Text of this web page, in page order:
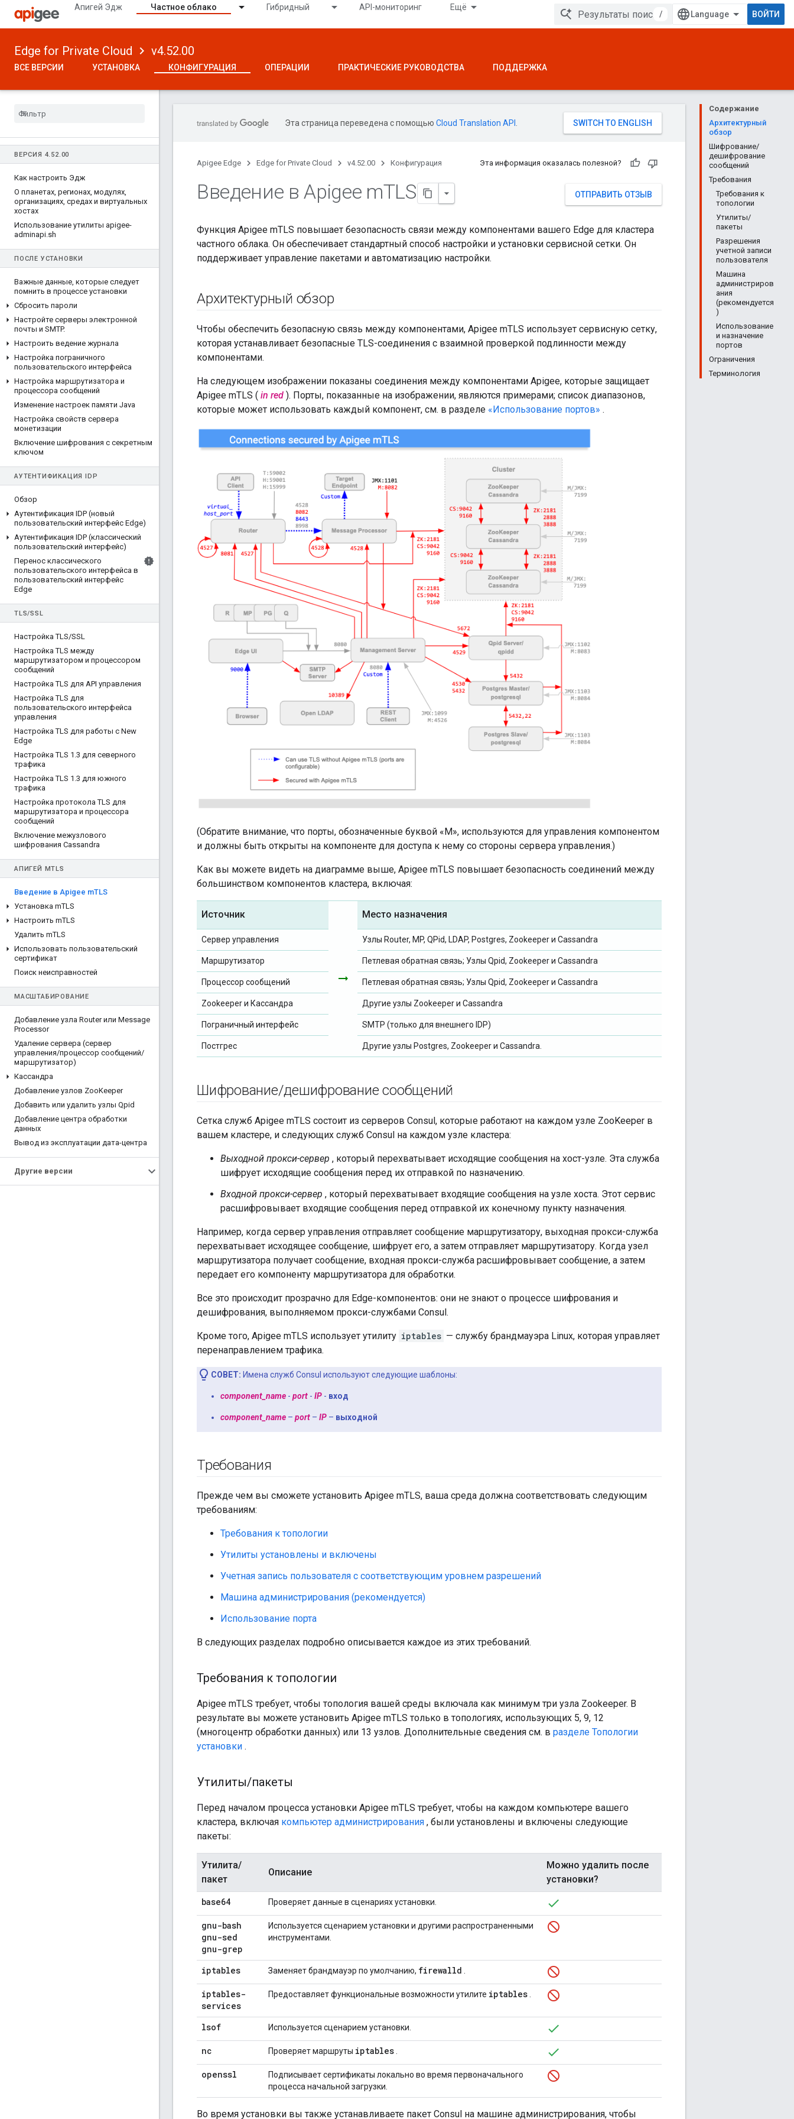
Апигей Эдж Частное облако Гибридный API-мониторинг Ещё
/ ВОЙТИ
Edge for Private Cloud v4.52.00
ВСЕ ВЕРСИИ УСТАНОВКА КОНФИГУРАЦИЯ ОПЕРАЦИИ ПРАКТИЧЕСКИЕ РУКОВОДСТВА ПОДДЕРЖКА
ВЕРСИЯ 4. 52.00
Как настроить Эдж
О планетах, регионах, модулях,
организациях, средах и виртуальных
хостах
Использование утилиты apigee-
adminapi.sh
ПОСЛЕ УСТАНОВКИ
Важные данные, которые следует
помнить в процессе установки
Сбросить пароли
Настройте серверы электронной
почты и SMTP.
Настроить ведение журнала
Настройка пограничного
пользовательского интерфейса
Настройка маршрутизатора и
процессора сообщений
Изменение настроек памяти Java
Настройка свойств сервера
монетизации
Включение шифрования с секретным
ключом
АУТЕНТИФИКАЦИЯ IDP
Обзор
Аутентификация IDP (новый
пользовательский интерфейс Edge)
Аутентификация IDP (классический
пользовательский интерфейс)
Перенос классического
пользовательского интерфейса в
пользовательский интерфейс
Edge
TLS/SSL
Настройка TLS/SSL
Настройка TLS между
маршрутизатором и процессором
сообщений
Настройка TLS для API управления
Настройка TLS для
пользовательского интерфейса
управления
Настройка TLS для работы с New
Edge
Настройка TLS 1 .3 для северного
трафика
Настройка TLS 1 .3 для южного
трафика
Настройка протокола TLS для
маршрутизатора и процессора
сообщений
Включение межузлового
шифрования Cassandra
АПИГЕЙ MTLS
Введение в Apigee mTLS
Установка mTLS
Настроить mTLS
Удалить mTLS
Использовать пользовательский
сертификат
Поиск неисправностей
МАСШТАБИРОВАНИЕ
Добавление узла Router или Message
Processor
Удаление сервера (сервер
управления/процессор сообщений/
маршрутизатор)
Кассандра
Добавление узлов ZooKeeper
Добавить или удалить узлы Qpid
Добавление центра обработки
данных
Вывод из эксплуатации дата-центра
Другие версии
Содержание
Архитектурный
обзор
Шифрование/
дешифрование
сообщений
Требования
Требования к
топологии
Утилиты/
пакеты
Разрешения
учетной записи
пользователя
Машина
администриров
ания
(рекомендуется
)
Использование
и назначение
портов
Ограничения
Терминология
Эта страница переведена с помощью Cloud Translation API
Apigee Edge Edge for Private Cloud v4.52.00 Конфигурация Эта информация оказалась полезной?
ОТПРАВИТЬ ОТЗЫВ
Введение в Apigee mTLS
Функция Apigee mTLS повышает безопасность связи между компонентами вашего Edge для кластера
частного облака. Он обеспечивает стандартный способ настройки и установки сервисной сетки. Он
поддерживает управление пакетами и автоматизацию настройки.
Архитектурный обзор
Чтобы обеспечить безопасную связь между компонентами, Apigee mTLS использует сервисную сетку,
которая устанавливает безопасные TLS-соединения с взаимной проверкой подлинности между
компонентами.
На следующем изображении показаны соединения между компонентами Apigee, которые защищает
Apigee mTLS ( in red ). Порты, показанные на изображении, являются примерами; список диапазонов,
которые может использовать каждый компонент, см. в разделе «Использование портов» .
(Обратите внимание, что порты, обозначенные буквой «M», используются для управления компонентом
и должны быть открыты на компоненте для доступа к нему со стороны сервера управления.)
Как вы можете видеть на диаграмме выше, Apigee mTLS повышает безопасность соединений между
большинством компонентов кластера, включая:
Источник
arrow_right_alt
Место назначения
Сервер управления Узлы Router, MP, QPid, LDAP, Postgres, Zookeeper и Cassandra
Маршрутизатор Петлевая обратная связь; Узлы Qpid, Zookeeper и Cassandra
Процессор сообщений Петлевая обратная связь; Узлы Qpid, Zookeeper и Cassandra
Zookeeper и Кассандра Другие узлы Zookeeper и Cassandra
Пограничный интерфейс SMTP (только для внешнего IDP)
Постгрес Другие узлы Postgres, Zookeeper и Cassandra.
Шифрование/дешифрование сообщений
Сетка служб Apigee mTLS состоит из серверов Consul, которые работают на каждом узле ZooKeeper в
вашем кластере, и следующих служб Consul на каждом узле кластера:
Выходной прокси-сервер , который перехватывает исходящие сообщения на хост-узле. Эта служба
шифрует исходящие сообщения перед их отправкой по назначению.
Входной прокси-сервер , который перехватывает входящие сообщения на узле хоста. Этот сервис
расшифровывает входящие сообщения перед отправкой их конечному пункту назначения.
Например, когда сервер управления отправляет сообщение маршрутизатору, выходная прокси-служба
перехватывает исходящее сообщение, шифрует его, а затем отправляет маршрутизатору. Когда узел
маршрутизатора получает сообщение, входная прокси-служба расшифровывает сообщение, а затем
передает его компоненту маршрутизатора для обработки.
Все это происходит прозрачно для Edge-компонентов: они не знают о процессе шифрования и
дешифрования, выполняемом прокси-службами Consul.
Кроме того, Apigee mTLS использует утилиту iptables — службу брандмауэра Linux, которая управляет
перенаправлением трафика.
СОВЕТ: Имена служб Consul используют следующие шаблоны:
component_name - port - IP - вход
component_name – port – IP – выходной
Требования
Прежде чем вы сможете установить Apigee mTLS, ваша среда должна соответствовать следующим
требованиям:
Требования к топологии
Утилиты установлены и включены
Учетная запись пользователя с соответствующим уровнем разрешений
Машина администрирования (рекомендуется)
Использование порта
В следующих разделах подробно описывается каждое из этих требований.
Требования к топологии
Apigee mTLS требует, чтобы топология вашей среды включала как минимум три узла Zookeeper. В
результате вы можете установить Apigee mTLS только в топологиях, использующих 5, 9, 12
(многоцентр обработки данных) или 13 узлов. Дополнительные сведения см. в разделе Топологии
установки .
Утилиты/пакеты
Перед началом процесса установки Apigee mTLS требует, чтобы на каждом компьютере вашего
кластера, включая компьютер администрирования , были установлены и включены следующие
пакеты:
Утилита/
пакет
Описание
Можно удалить после
установки?
base64
Проверяет данные в сценариях установки.
gnu-bash
gnu-sed
gnu-grep
Используется сценарием установки и другими распространенными
инструментами.
iptables Заменяет брандмауэр по умолчанию, firewalld
iptables-
services
Предоставляет функциональные возможности утилите iptables
lsof Используется сценарием установки.
nc Проверяет маршруты iptables
openssl
Подписывает сертификаты локально во время первоначального
процесса начальной загрузки.
Во время установки вы также устанавливаете пакет Consul на машине администрирования, чтобы